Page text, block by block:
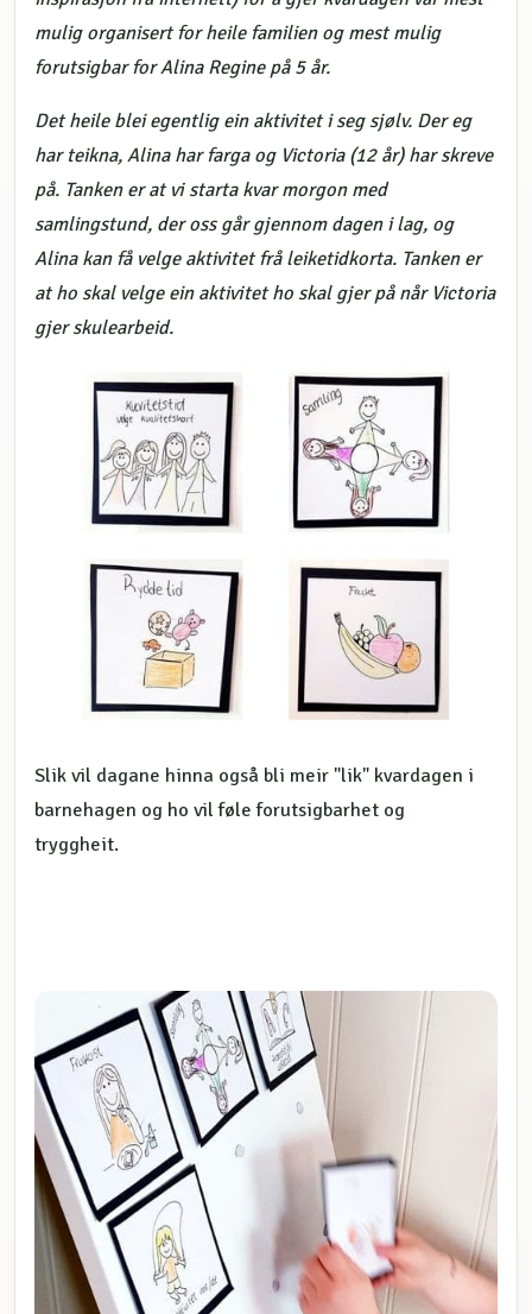
mulig organisert for heile familien og mest mulig
forutsigbar for Alina Regine på 5 år.
Det heile blei egentlig ein aktivitet i seg sjølv. Der eg
har teikna, Alina har farga og Victoria (12 år) har skreve
på. Tanken er at vi starta kvar morgon med
samlingstund, der oss går gjennom dagen i lag, og
Alina kan få velge aktivitet frå leiketidkorta. Tanken er
at ho skal velge ein aktivitet ho skal gjer på når Victoria
gjer skulearbeid.
Slik vil dagane hinna også bli meir "lik" kvardagen i
barnehagen og ho vil føle forutsigbarhet og
tryggheit.